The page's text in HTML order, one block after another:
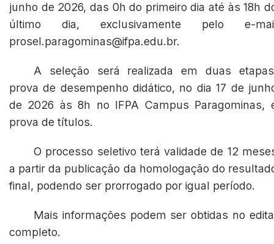
junho de 2026, das 0h do primeiro dia até às 18h
último dia, exclusivamente pelo e-
prosel.paragominas@ifpa.edu.br.
A seleção será realizada em duas
prova de desempenho didático, no dia 17 de
de 2026 às 8h no IFPA Campus Paragominas,
prova de títulos.
O processo seletivo terá validade de 12
a partir da publicação da homologação do
final, podendo ser prorrogado por igual período.
Mais informações podem ser obtidas no
completo.